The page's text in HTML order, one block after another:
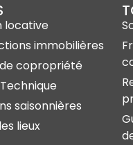
locative
immobilières
copropriété
saisonnières
lieux